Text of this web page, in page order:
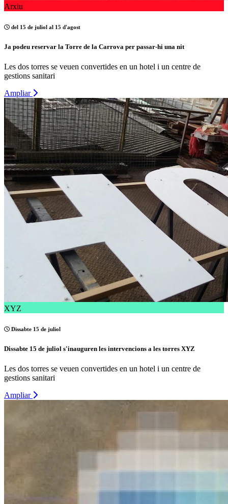
Arxiu
del 15 de juliol al 15 d'agost
Ja podeu reservar la Torre de la Carrova per passar-hi una nit
Les dos torres se veuen convertides en un hotel i un centre de
gestions sanitari
Ampliar
XYZ
Dissabte 15 de juliol
Dissabte 15 de juliol s'inauguren les intervencions a les torres XYZ
Les dos torres se veuen convertides en un hotel i un centre de
gestions sanitari
Ampliar